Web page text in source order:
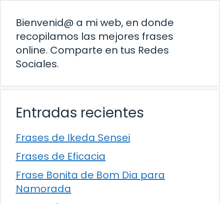
Bienvenid@ a mi web, en donde
recopilamos las mejores frases
online. Comparte en tus Redes
Sociales.
Entradas recientes
Frases de Ikeda Sensei
Frases de Eficacia
Frase Bonita de Bom Dia para
Namorada